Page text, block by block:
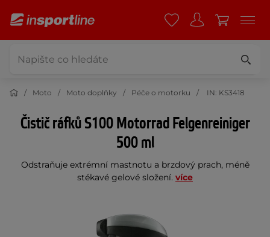
Moto Moto doplňky Péče o motorku IN: KS3418
Čistič ráfků S100 Motorrad Felgenreiniger
500 ml
Odstraňuje extrémní mastnotu a brzdový prach, méně
stékavé gelové složení. více